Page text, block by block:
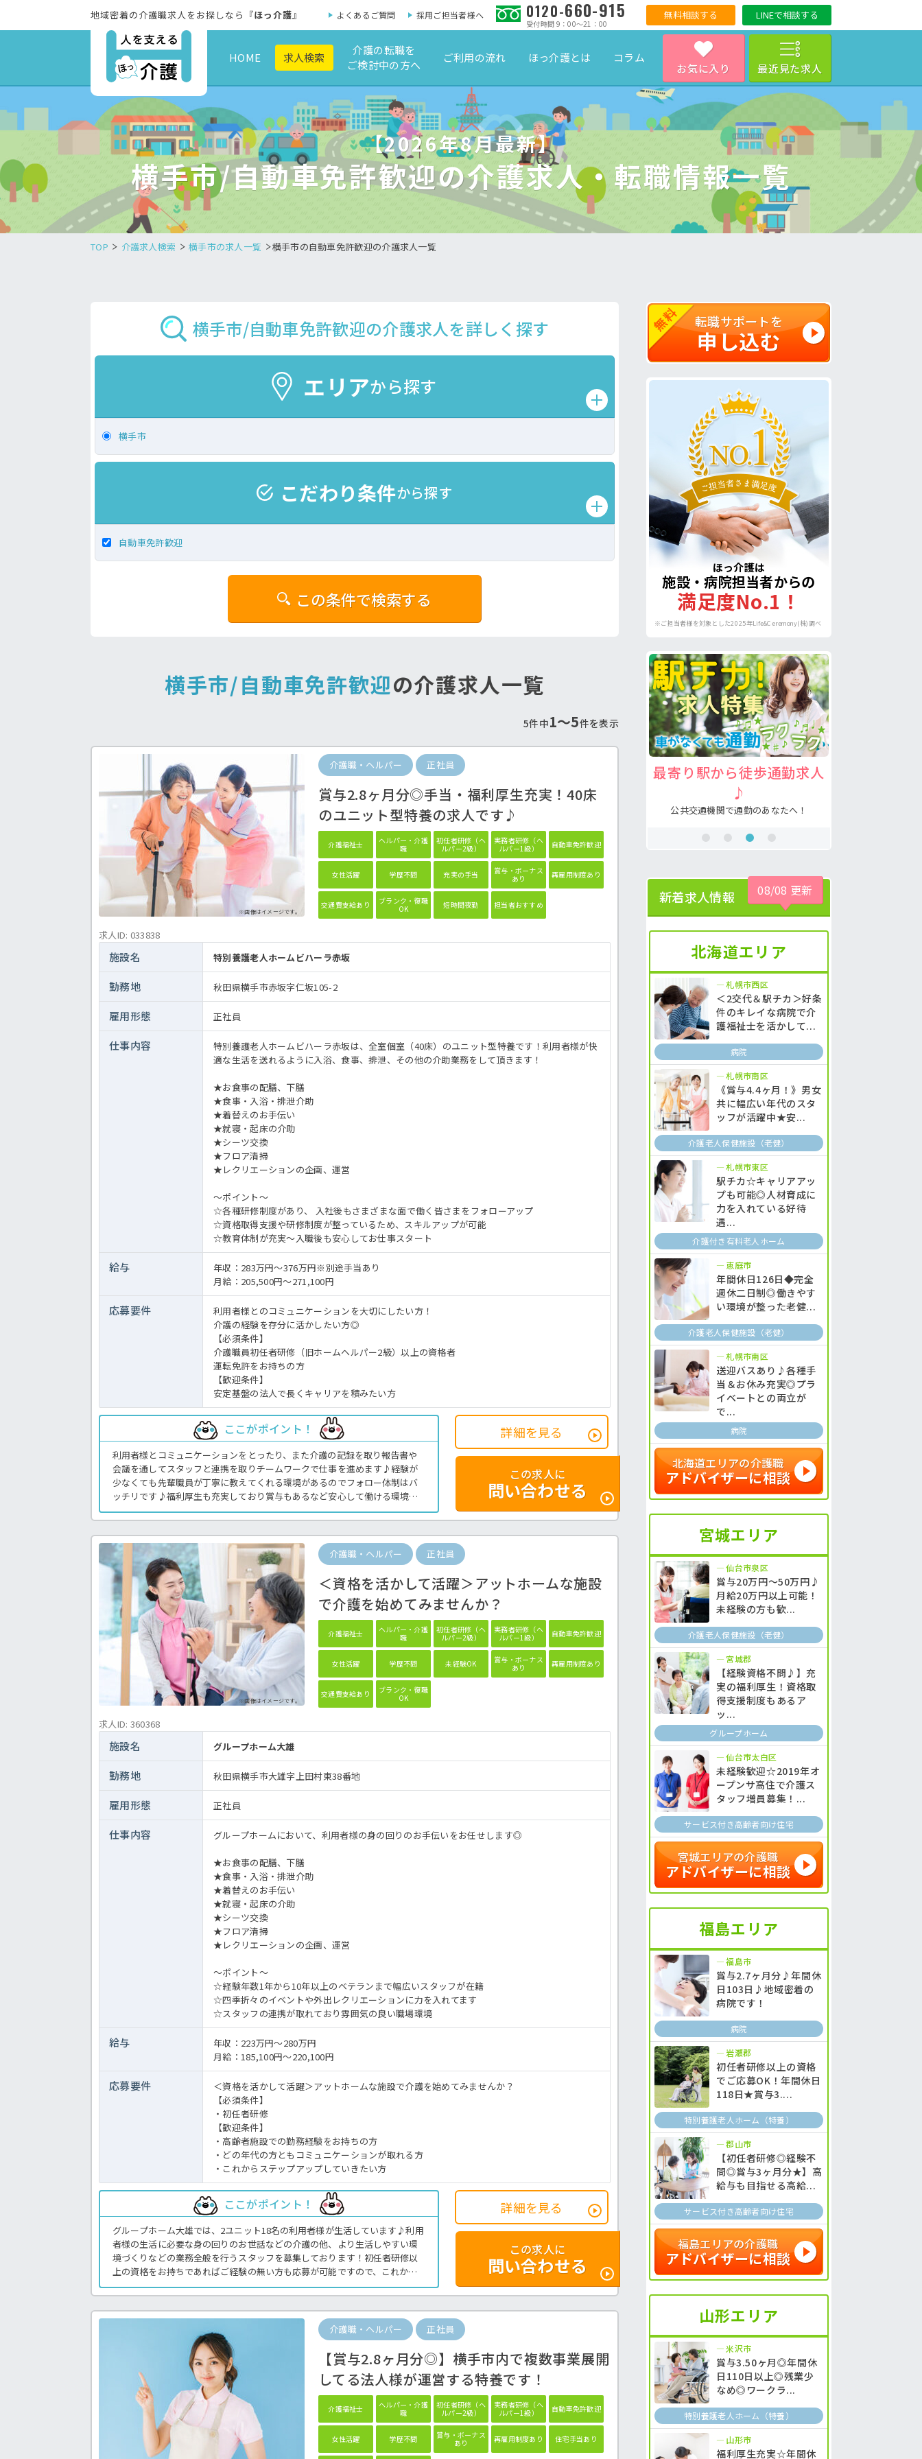
お気に入り 最近見た求人
地域密着の介護職求人をお探しなら『ほっ介護』 よくあるご質問 採用ご担当者様へ 0120-660-915
受付時間 9：00～21：00
無料相談する LINEで相談する
HOME 求人検索
介護の転職を
ご検討中の方へ
ご利用の流れ ほっ介護とは コラム
【2026年8月最新】
横手市/自動車免許歓迎の介護求人・転職情報一覧
TOP 介護求人検索 横手市の求人一覧 横手市の自動車免許歓迎の介護求人一覧
横手市/自動車免許歓迎の介護求人を詳しく探す
エリアから探す
横手市
こだわり条件から探す
自動車免許歓迎
この条件で検索する
横手市/自動車免許歓迎の介護求人一覧
5件中1〜5件を表示
※画像はイメージです。
介護職・ヘルパー 正社員
賞与2.8ヶ月分◎手当・福利厚生充実！40床
のユニット型特養の求人です♪
介護福祉士
ヘルパー・介護
職
初任者研修（ヘ
ルパー2級）
実務者研修（ヘ
ルパー1級）
自動車免許歓迎
女性活躍 学歴不問 充実の手当
賞与・ボーナス
あり
再雇用制度あり
交通費支給あり
ブランク・復職
OK
短時間夜勤 担当者おすすめ
求人ID: 033838
施設名 特別養護老人ホームビハーラ赤坂
勤務地 秋田県横手市赤坂字仁坂105-2
雇用形態 正社員
仕事内容
特別養護老人ホームビハーラ赤坂は、全室個室（40床）のユニット型特養です！利用者様が快
適な生活を送れるように入浴、食事、排泄、その他の介助業務をして頂きます！
★お食事の配膳、下膳
★食事・入浴・排泄介助
★着替えのお手伝い
★就寝・起床の介助
★シーツ交換
★フロア清掃
★レクリエーションの企画、運営
～ポイント～
☆各種研修制度があり、 入社後もさまざまな面で働く皆さまをフォローアップ
☆資格取得支援や研修制度が整っているため、スキルアップが可能
☆教育体制が充実～入職後も安心してお仕事スタート
給与
年収：283万円～376万円※別途手当あり
月給：205,500円～271,100円
応募要件
利用者様とのコミュニケーションを大切にしたい方！
介護の経験を存分に活かしたい方◎
【必須条件】
介護職員初任者研修（旧ホームヘルパー2級）以上の資格者
運転免許をお持ちの方
【歓迎条件】
安定基盤の法人で長くキャリアを積みたい方
ここがポイント！
利用者様とコミュニケーションをとったり、また介護の記録を取り報告書や
会議を通してスタッフと連携を取りチームワークで仕事を進めます♪経験が
少なくても先輩職員が丁寧に教えてくれる環境があるのでフォロー体制はバ
ッチリです♪福利厚生も充実しており賞与もあるなど安心して働ける環境が
整っているので、ご興味ある方はお気軽にほっ介護までお問い合わせくださ
い。特養での介護業務全般です。
＜介護職 正職員 特養の求人＞
詳細を見る
この求人に
問い合わせる
※画像はイメージです。
介護職・ヘルパー 正社員
＜資格を活かして活躍＞アットホームな施設
で介護を始めてみませんか？
介護福祉士
ヘルパー・介護
職
初任者研修（ヘ
ルパー2級）
実務者研修（ヘ
ルパー1級）
自動車免許歓迎
女性活躍 学歴不問 未経験OK
賞与・ボーナス
あり
再雇用制度あり
交通費支給あり
ブランク・復職
OK
求人ID: 360368
施設名 グループホーム大雄
勤務地 秋田県横手市大雄字上田村東38番地
雇用形態 正社員
仕事内容 グループホームにおいて、利用者様の身の回りのお手伝いをお任せします◎
★お食事の配膳、下膳
★食事・入浴・排泄介助
★着替えのお手伝い
★就寝・起床の介助
★シーツ交換
★フロア清掃
★レクリエーションの企画、運営
～ポイント～
☆経験年数1年から10年以上のベテランまで幅広いスタッフが在籍
☆四季折々のイベントや外出レクリエーションに力を入れてます
☆スタッフの連携が取れており雰囲気の良い職場環境
給与
年収：223万円～280万円
月給：185,100円～220,100円
応募要件
＜資格を活かして活躍＞アットホームな施設で介護を始めてみませんか？
【必須条件】
・初任者研修
【歓迎条件】
・高齢者施設での勤務経験をお持ちの方
・どの年代の方ともコミュニケーションが取れる方
・これからステップアップしていきたい方
ここがポイント！
グループホーム大雄では、2ユニット18名の利用者様が生活しています♪利用
者様の生活に必要な身の回りのお世話などの介護の他、より生活しやすい環
境づくりなどの業務全般を行うスタッフを募集しております！初任者研修以
上の資格をお持ちであればご経験の無い方も応募が可能ですので、これから
介護職にチャレンジしたいとお考えの方には必見の求人です☆ご興味ある方
はお気軽にほっ介護までお問い合わせください！グループホームでの介護業
務全般です。＜介護職 正職員 グループホームの求人＞
詳細を見る
この求人に
問い合わせる
介護職・ヘルパー 正社員
【賞与2.8ヶ月分◎】横手市内で複数事業展開
してる法人様が運営する特養です！
介護福祉士
ヘルパー・介護
職
初任者研修（ヘ
ルパー2級）
実務者研修（ヘ
ルパー1級）
自動車免許歓迎
女性活躍 学歴不問
賞与・ボーナス
あり
再雇用制度あり 住宅手当あり
無料 転職サポートを
申し込む
ほっ介護は
施設・病院担当者からの
満足度No.1！
※ご担当者様を対象とした2025年Life&Ceremony(株)調べ
病院の好条件求人！
看護助手の経験を積みたい方も！
処遇改善手当しっかり支
給！
手当も重視したいあなたにオススメ♪
♪
公共交通機関で通勤のあなたへ！
注目の介護福祉士求人♪
あなたの希望が叶う求人が見つかる！
新着求人情報 08/08 更新
北海道エリア
札幌市西区
＜2交代＆駅チカ＞好条
件のキレイな病院で介
護福祉士を活かして...
病院
札幌市南区
《賞与4.4ヶ月！》男女
共に幅広い年代のスタ
ッフが活躍中★安...
介護老人保健施設（老健）
札幌市東区
駅チカ☆キャリアアッ
プも可能◎人材育成に
力を入れている好待
遇...
介護付き有料老人ホーム
恵庭市
年間休日126日◆完全
週休二日制◎働きやす
い環境が整った老健...
介護老人保健施設（老健）
札幌市南区
送迎バスあり♪各種手
当＆お休み充実◎プラ
イベートとの両立が
で...
病院
北海道エリアの介護職
アドバイザーに相談
宮城エリア
仙台市泉区
賞与20万円～50万円♪
月給20万円以上可能！
未経験の方も歓...
介護老人保健施設（老健）
宮城郡
【経験資格不問♪】充
実の福利厚生！資格取
得支援制度もあるア
ッ...
グループホーム
仙台市太白区
未経験歓迎☆2019年オ
ープンサ高住で介護ス
タッフ増員募集！...
サービス付き高齢者向け住宅
宮城エリアの介護職
アドバイザーに相談
福島エリア
福島市
賞与2.7ヶ月分♪年間休
日103日♪地域密着の
病院です！
病院
岩瀬郡
初任者研修以上の資格
でご応募OK！年間休日
118日★賞与3....
特別養護老人ホーム（特養）
郡山市
【初任者研修◎経験不
問◎賞与3ヶ月分★】高
給与も目指せる高給...
サービス付き高齢者向け住宅
福島エリアの介護職
アドバイザーに相談
山形エリア
米沢市
賞与3.50ヶ月◎年間休
日110日以上◎残業少
なめ◎ワークラ...
特別養護老人ホーム（特養）
山形市
福利厚生充実☆年間休